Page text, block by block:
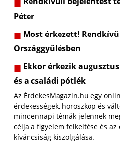
Péter
Most érkezett!
Országgyűlésben
Ekkor érkezik
és a családi pótlék
Az ÉrdekesMagazin.hu egy
érdekességek, horoszkóp és
mindennapi témák jelennek
célja a figyelem felkeltése és az
kíváncsiság kiszolgálása.